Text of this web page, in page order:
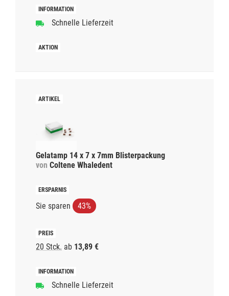
Schnelle Lieferzeit
Gelatamp 14 x 7 x 7mm Blisterpackung
von Coltene Whaledent
Sie sparen 43%
20 Stck. ab 13,89 €
Schnelle Lieferzeit